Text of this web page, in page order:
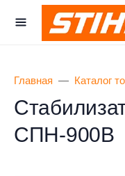
Главная Каталог
СПН-900В